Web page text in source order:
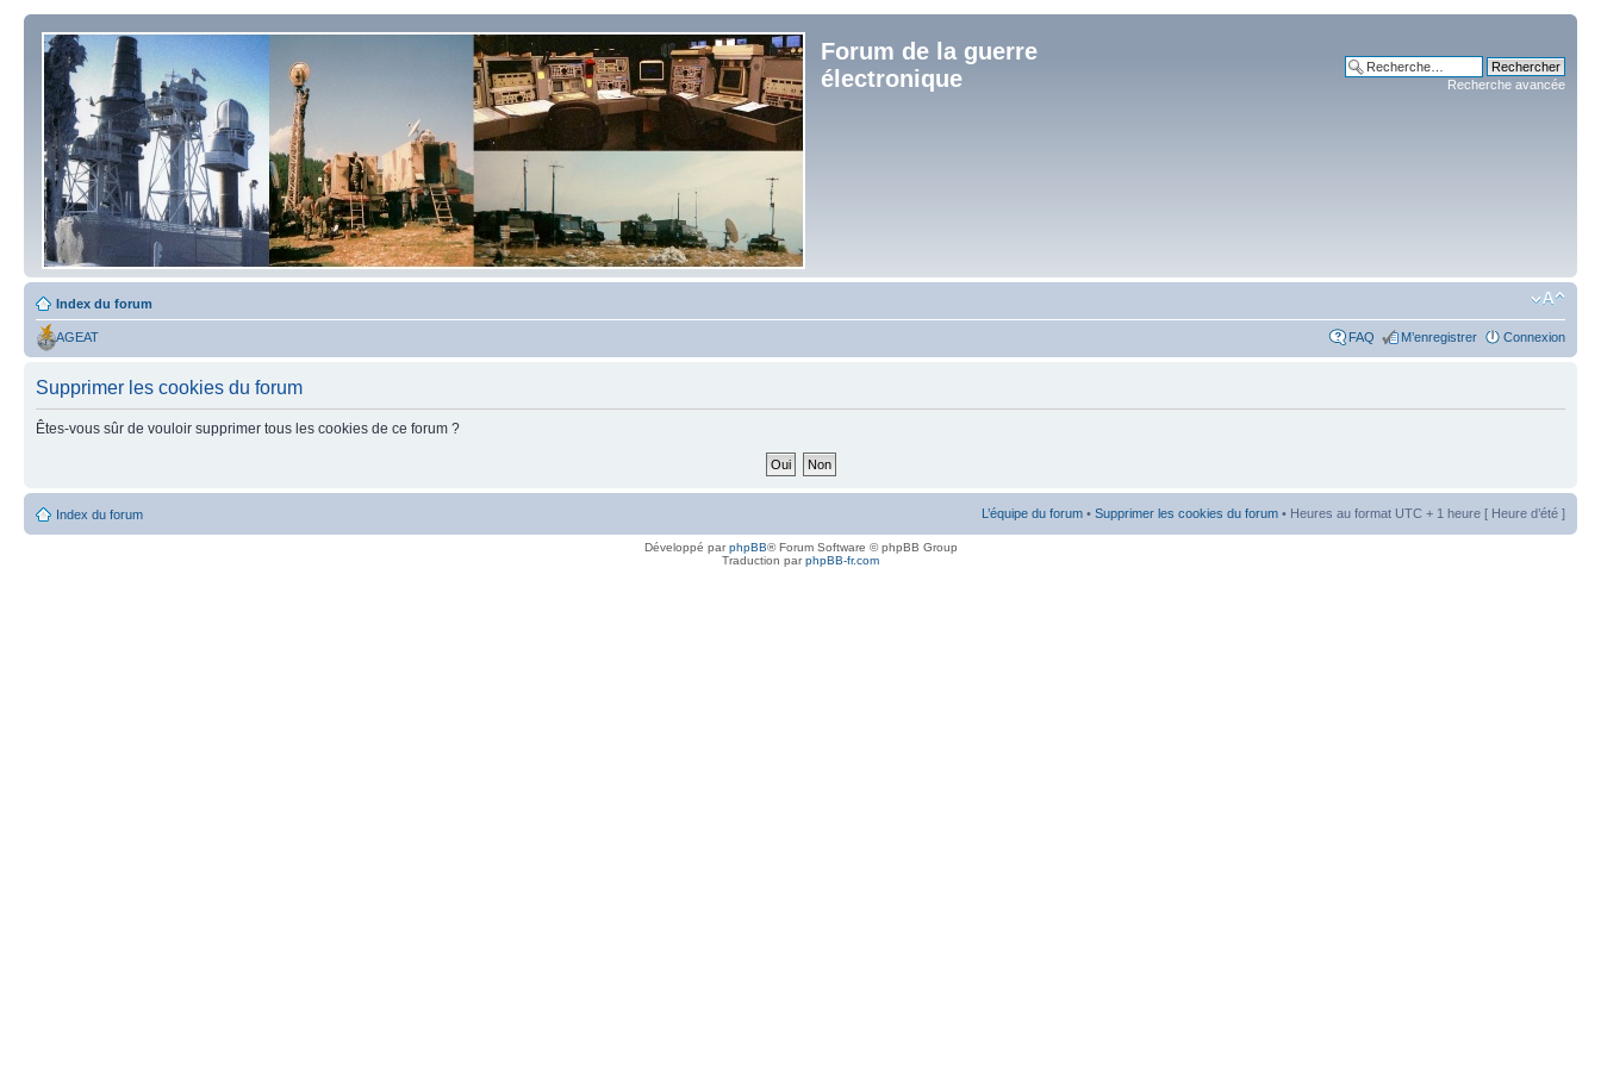
Forum de la guerre
électronique
Recherche avancée
Index du forum
AGEAT FAQ M’enregistrer Connexion
Supprimer les cookies du forum
Êtes-vous sûr de vouloir supprimer tous les cookies de ce forum ?
Index du forum L’équipe du forum • Supprimer les cookies du forum • Heures au format UTC + 1 heure [ Heure d’été ]
Développé parphpBB® Forum Software © phpBB Group
Traduction parphpBB-fr.com